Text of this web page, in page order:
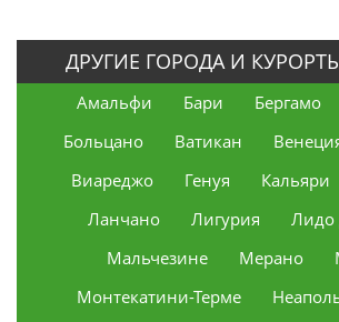
ДРУГИЕ ГОРОДА И
Амальфи Бари Бергамо
Больцано
Ватикан
Виареджо
Генуя Кальяри
Ланчано
Лигурия
Лидо
Мальчезине
Мерано
Монтекатини-Терме